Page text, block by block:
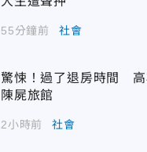
55分鐘前 社會
驚悚！過了退房時間 高
陳屍旅館
2小時前 社會